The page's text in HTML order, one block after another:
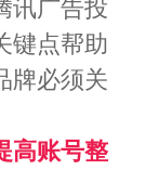
讯广告投
键点帮助
牌必须关
高账号整